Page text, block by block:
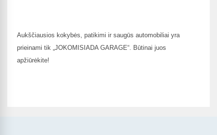
Aukščiausios kokybės, patikimi ir saugūs automobiliai yra
prieinami tik „JOKOMISIADA GARAGE“. Būtinai juos
apžiūrėkite!